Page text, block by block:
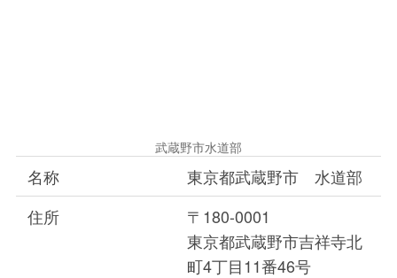
武蔵野市水道部
名称
東京都武蔵野市 水道部
住所
〒180-0001
東京都武蔵野市吉祥寺北
町4丁目11番46号